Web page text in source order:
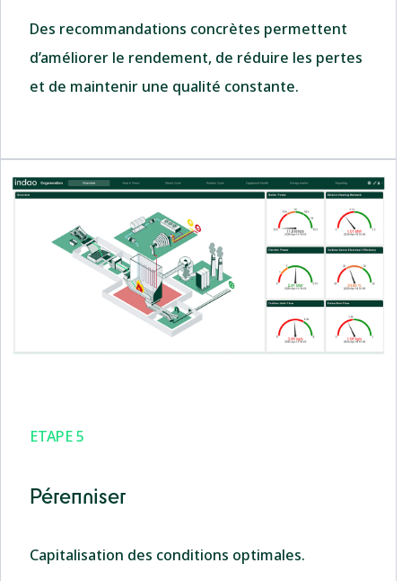
Des recommandations concrètes permettent
d’améliorer le rendement, de réduire les pertes
et de maintenir une qualité constante.
ETAPE 5
Pérenniser
Capitalisation des conditions optimales.